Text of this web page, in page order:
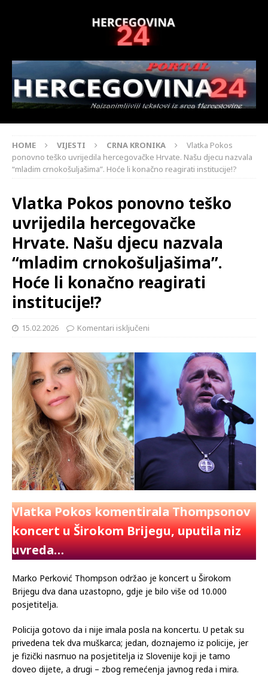
HOME VIJESTI CRNA KRONIKA
Vlatka Pokos
ponovno teško uvrijedila hercegovačke Hrvate. Našu djecu nazvala
“mladim crnokošuljašima”. Hoće li konačno reagirati institucije!?
Vlatka Pokos ponovno teško
uvrijedila hercegovačke
Hrvate. Našu djecu nazvala
“mladim crnokošuljašima”.
Hoće li konačno reagirati
institucije!?
15.02.2026 Komentari isključeni
Vlatka Pokos komentirala Thompsonov
koncert u Širokom Brijegu, uputila niz
uvreda…
Marko Perković Thompson održao je koncert u Širokom
Brijegu dva dana uzastopno, gdje je bilo više od 10.000
posjetitelja.
Policija gotovo da i nije imala posla na koncertu. U petak su
privedena tek dva muškarca; jedan, doznajemo iz policije, jer
je fizički nasrnuo na posjetitelja iz Slovenije koji je tamo
doveo dijete, a drugi – zbog remećenja javnog reda i mira.